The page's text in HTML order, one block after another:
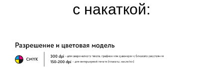
с накаткой: